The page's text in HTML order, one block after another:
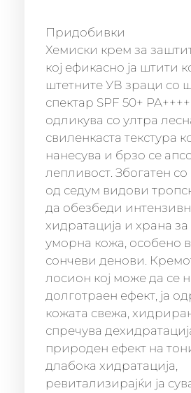
Придобивки
Хемиски крем за
кој ефикасно ја штити
штетните УВ зраци со
спектар SPF 50+
одликува со ултра
свиленкаста текстура
нанесува и брзо се
лепливост. Збогатен со
од седум видови
да обезбеди
хидратација и храна
уморна кожа, особено
сончеви денови.
лосион кој може да се
долготраен ефект, ја
кожата свежа,
спречува
природен ефект на
длабока хидратација,
ревитализирајќи ја